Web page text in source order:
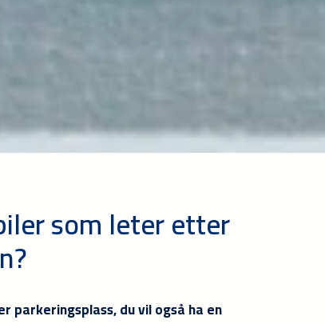
som leter etter
du vil også ha en